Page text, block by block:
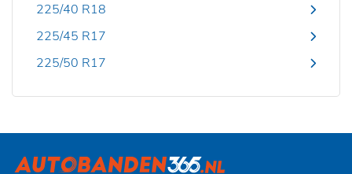
225/40 R18
225/45 R17
225/50 R17